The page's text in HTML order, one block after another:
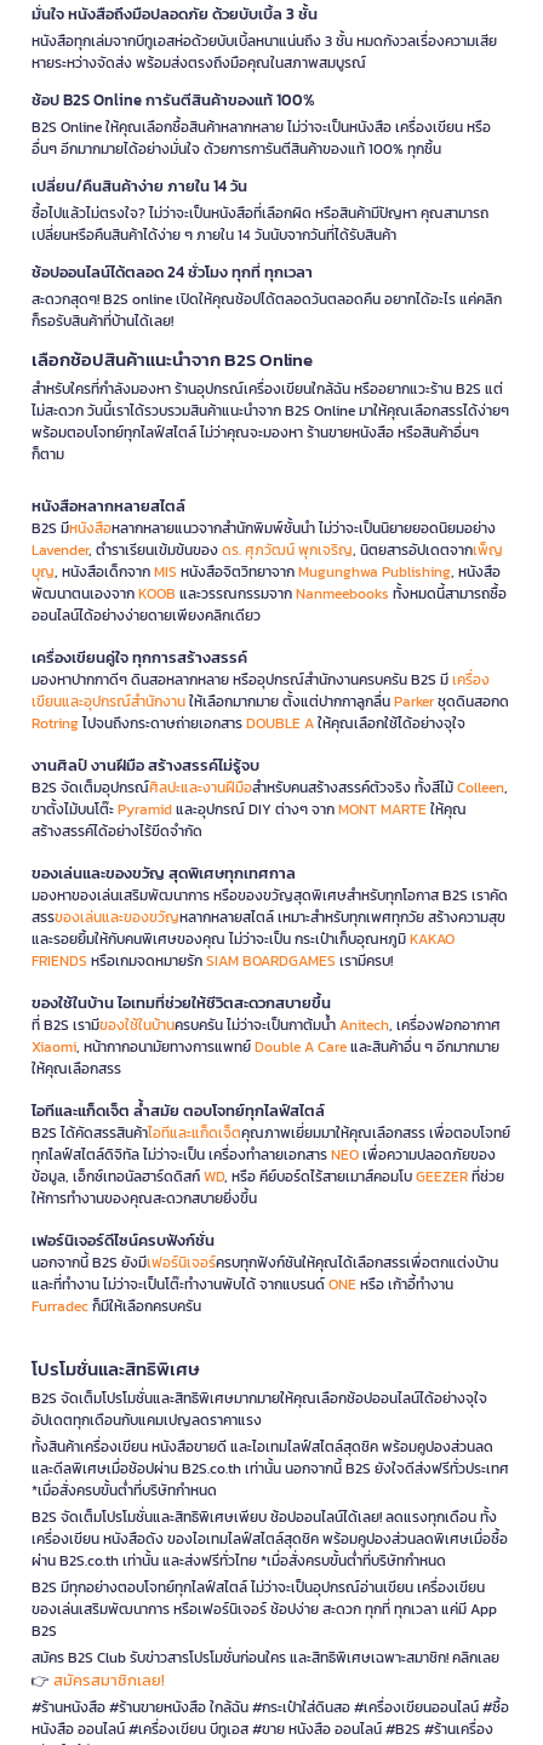
มั่นใจ หนังสือถึงมือปลอดภัย ด้วยบับเบิ้ล 3 ชั้น
หนังสือทุกเล่มจากบีทูเอสห่อด้วยบับเบิ้ลหนาแน่นถึง 3 ชั้น หมดกังวลเรื่องความเสีย
หายระหว่างจัดส่ง พร้อมส่งตรงถึงมือคุณในสภาพสมบูรณ์
ช้อป B2S Online การันตีสินค้าของแท้ 100%
B2S Online ให้คุณเลือกซื้อสินค้าหลากหลาย ไม่ว่าจะเป็นหนังสือ เครื่องเขียน หรือ
อื่นๆ อีกมากมายได้อย่างมั่นใจ ด้วยการการันตีสินค้าของแท้ 100% ทุกชิ้น
เปลี่ยน/คืนสินค้าง่าย ภายใน 14 วัน
ซื้อไปแล้วไม่ตรงใจ? ไม่ว่าจะเป็นหนังสือที่เลือกผิด หรือสินค้ามีปัญหา คุณสามารถ
เปลี่ยนหรือคืนสินค้าได้ง่าย ๆ ภายใน 14 วันนับจากวันที่ได้รับสินค้า
ช้อปออนไลน์ได้ตลอด 24 ชั่วโมง ทุกที่ ทุกเวลา
สะดวกสุดๆ! B2S online เปิดให้คุณช้อปได้ตลอดวันตลอดคืน อยากได้อะไร แค่คลิก
ก็รอรับสินค้าที่บ้านได้เลย!
เลือกช้อปสินค้าแนะนำจาก B2S Online
สำหรับใครที่กำลังมองหา ร้านอุปกรณ์เครื่องเขียนใกล้ฉัน หรืออยากแวะร้าน B2S แต่
ไม่สะดวก วันนี้เราได้รวบรวมสินค้าแนะนำจาก B2S Online มาให้คุณเลือกสรรได้ง่ายๆ
พร้อมตอบโจทย์ทุกไลฟ์สไตล์ ไม่ว่าคุณจะมองหา ร้านขายหนังสือ หรือสินค้าอื่นๆ
ก็ตาม
หนังสือหลากหลายสไตล์
B2S มีหนังสือหลากหลายแนวจากสำนักพิมพ์ชั้นนำ ไม่ว่าจะเป็นนิยายยอดนิยมอย่าง
Lavender, ตำราเรียนเข้มข้นของดร. ศุภวัฒน์ พุกเจริญ, นิตยสารอัปเดตจากเพ็ญ
บุญ, หนังสือเด็กจากMIS หนังสือจิตวิทยาจากMugunghwa Publishing, หนังสือ
พัฒนาตนเองจากKOOB และวรรณกรรมจากNanmeebooks ทั้งหมดนี้สามารถซื้อ
ออนไลน์ได้อย่างง่ายดายเพียงคลิกเดียว
เครื่องเขียนคู่ใจ ทุกการสร้างสรรค์
มองหาปากกาดีๆ ดินสอหลากหลาย หรืออุปกรณ์สำนักงานครบครัน B2S มีเครื่อง
เขียนและอุปกรณ์สำนักงานให้เลือกมากมาย ตั้งแต่ปากกาลูกลื่นParkerชุดดินสอกด
Rotringไปจนถึงกระดาษถ่ายเอกสารDOUBLE Aให้คุณเลือกใช้ได้อย่างจุใจ
งานศิลป์ งานฝีมือ สร้างสรรค์ไม่รู้จบ
B2S จัดเต็มอุปกรณ์ศิลปะและงานฝีมือสำหรับคนสร้างสรรค์ตัวจริง ทั้งสีไม้Colleen,
ขาตั้งไม้บนโต๊ะPyramidและอุปกรณ์ DIY ต่างๆ จากMONT MARTEให้คุณ
สร้างสรรค์ได้อย่างไร้ขีดจำกัด
ของเล่นและของขวัญ สุดพิเศษทุกเทศกาล
มองหาของเล่นเสริมพัฒนาการ หรือของขวัญสุดพิเศษสำหรับทุกโอกาส B2S เราคัด
สรรของเล่นและของขวัญหลากหลายสไตล์ เหมาะสำหรับทุกเพศทุกวัย สร้างความสุข
และรอยยิ้มให้กับคนพิเศษของคุณ ไม่ว่าจะเป็น กระเป๋าเก็บอุณหภูมิKAKAO
FRIENDS หรือเกมจดหมายรักSIAM BOARDGAMES เรามีครบ!
ของใช้ในบ้าน ไอเทมที่ช่วยให้ชีวิตสะดวกสบายขึ้น
ที่ B2S เรามีของใช้ในบ้านครบครัน ไม่ว่าจะเป็นกาต้มน้ำAnitech, เครื่องฟอกอากาศ
Xiaomi, หน้ากากอนามัยทางการแพทย์Double A Careและสินค้าอื่น ๆ อีกมากมาย
ให้คุณเลือกสรร
ไอทีและแก็ดเจ็ต ล้ำสมัย ตอบโจทย์ทุกไลฟ์สไตล์
B2S ได้คัดสรรสินค้าไอทีและแก็ดเจ็ตคุณภาพเยี่ยมมาให้คุณเลือกสรร เพื่อตอบโจทย์
ทุกไลฟ์สไตล์ดิจิทัล ไม่ว่าจะเป็น เครื่องทำลายเอกสารNEOเพื่อความปลอดภัยของ
ข้อมูล, เอ็กซ์เทอนัลฮาร์ดดิสก์WD, หรือ คีย์บอร์ดไร้สายเมาส์คอมโบGEEZERที่ช่วย
ให้การทำงานของคุณสะดวกสบายยิ่งขึ้น
เฟอร์นิเจอร์ดีไซน์ครบฟังก์ชั่น
นอกจากนี้ B2S ยังมีเฟอร์นิเจอร์ครบทุกฟังก์ชันให้คุณได้เลือกสรรเพื่อตกแต่งบ้าน
และที่ทำงาน ไม่ว่าจะเป็นโต๊ะทำงานพับได้ จากแบรนด์ONEหรือ เก้าอี้ทำงาน
Furradecก็มีให้เลือกครบครัน
โปรโมชั่นและสิทธิพิเศษ
B2S จัดเต็มโปรโมชั่นและสิทธิพิเศษมากมายให้คุณเลือกช้อปออนไลน์ได้อย่างจุใจ
อัปเดตทุกเดือนกับแคมเปญลดราคาแรง
ทั้งสินค้าเครื่องเขียน หนังสือขายดี และไอเทมไลฟ์สไตล์สุดชิค พร้อมคูปองส่วนลด
และดีลพิเศษเมื่อช้อปผ่าน B2S.co.th เท่านั้น นอกจากนี้ B2S ยังใจดีส่งฟรีทั่วประเทศ
*เมื่อสั่งครบขั้นต่ำที่บริษัทกำหนด
B2S จัดเต็มโปรโมชั่นและสิทธิพิเศษเพียบ ช้อปออนไลน์ได้เลย! ลดแรงทุกเดือน ทั้ง
เครื่องเขียน หนังสือดัง ของไอเทมไลฟ์สไตล์สุดชิค พร้อมคูปองส่วนลดพิเศษเมื่อซื้อ
ผ่าน B2S.co.th เท่านั้น และส่งฟรีทั่วไทย *เมื่อสั่งครบขั้นต่ำที่บริษัทกำหนด
B2S มีทุกอย่างตอบโจทย์ทุกไลฟ์สไตล์ ไม่ว่าจะเป็นอุปกรณ์อ่านเขียน เครื่องเขียน
ของเล่นเสริมพัฒนาการ หรือเฟอร์นิเจอร์ ช้อปง่าย สะดวก ทุกที่ ทุกเวลา แค่มี App
B2S
สมัคร B2S Club รับข่าวสารโปรโมชั่นก่อนใคร และสิทธิพิเศษเฉพาะสมาชิก! คลิกเลย
👉 สมัครสมาชิกเลย!
#ร้านหนังสือ #ร้านขายหนังสือ ใกล้ฉัน #กระเป๋าใส่ดินสอ #เครื่องเขียนออนไลน์ #ซื้อ
หนังสือ ออนไลน์ #เครื่องเขียน บีทูเอส #ขาย หนังสือ ออนไลน์ #B2S #ร้านเครื่อง